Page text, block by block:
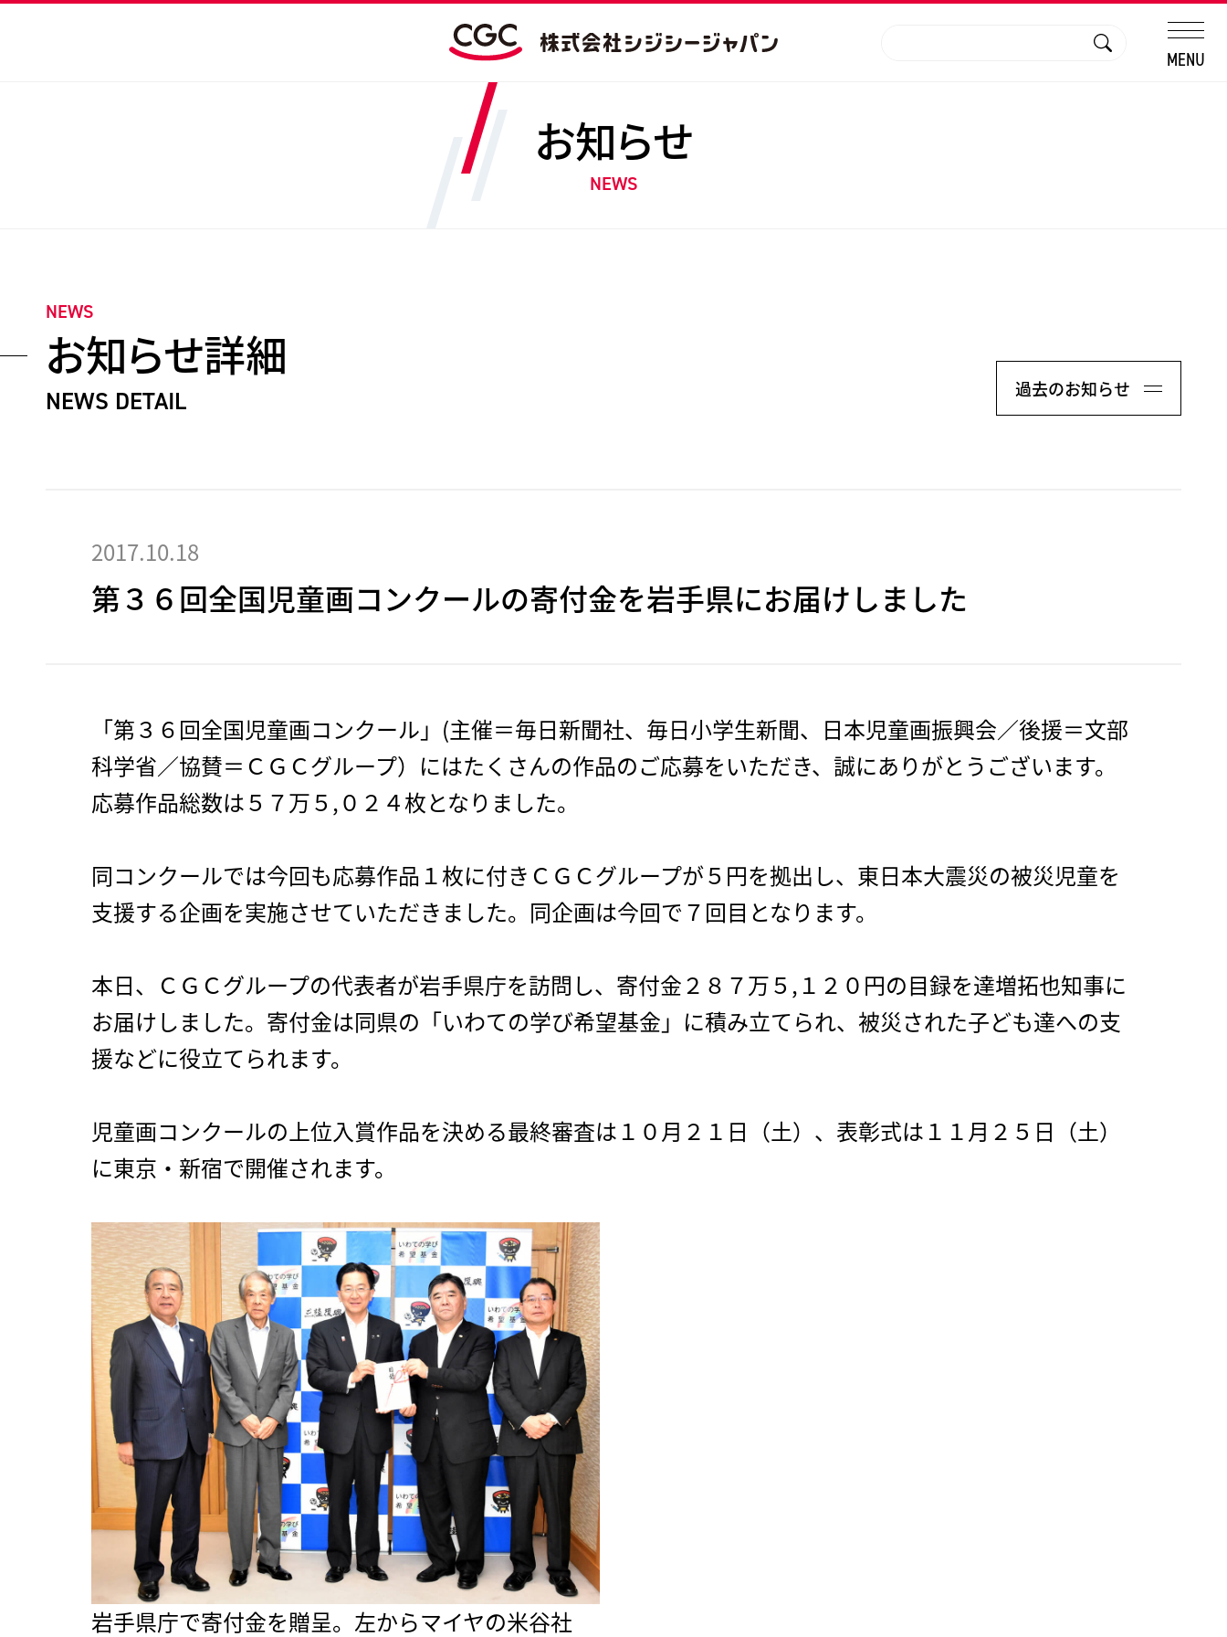
MENU
お知らせ
NEWS
NEWS
お知らせ詳細
NEWS DETAIL 過去のお知らせ
2017.10.18
第３６回全国児童画コンクールの寄付金を岩手県にお届けしました
「第３６回全国児童画コンクール」(主催＝毎日新聞社、毎日小学生新聞、日本児童画振興会／後援＝文部
科学省／協賛＝ＣＧＣグループ）にはたくさんの作品のご応募をいただき、誠にありがとうございます。
応募作品総数は５７万５,０２４枚となりました。
同コンクールでは今回も応募作品１枚に付きＣＧＣグループが５円を拠出し、東日本大震災の被災児童を
支援する企画を実施させていただきました。同企画は今回で７回目となります。
本日、ＣＧＣグループの代表者が岩手県庁を訪問し、寄付金２８７万５,１２０円の目録を達増拓也知事に
お届けしました。寄付金は同県の「いわての学び希望基金」に積み立てられ、被災された子ども達への支
援などに役立てられます。
児童画コンクールの上位入賞作品を決める最終審査は１０月２１日（土）、表彰式は１１月２５日（土）
に東京・新宿で開催されます。
岩手県庁で寄付金を贈呈。左からマイヤの米谷社